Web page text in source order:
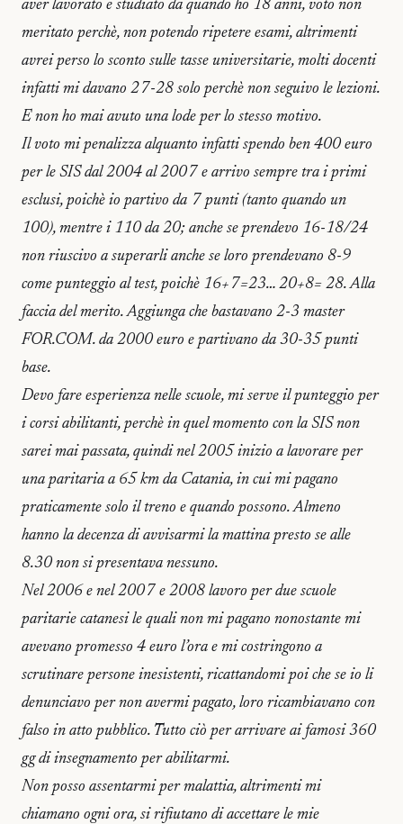
aver lavorato e studiato da quando ho 18 anni, voto non
meritato perchè, non potendo ripetere esami, altrimenti
avrei perso lo sconto sulle tasse universitarie, molti docenti
infatti mi davano 27-28 solo perchè non seguivo le lezioni.
E non ho mai avuto una lode per lo stesso motivo.
Il voto mi penalizza alquanto infatti spendo ben 400 euro
per le SIS dal 2004 al 2007 e arrivo sempre tra i primi
esclusi, poichè io partivo da 7 punti (tanto quando un
100), mentre i 110 da 20; anche se prendevo 16-18/24
non riuscivo a superarli anche se loro prendevano 8-9
come punteggio al test, poichè 16+7=23… 20+8= 28. Alla
faccia del merito. Aggiunga che bastavano 2-3 master
FOR.COM. da 2000 euro e partivano da 30-35 punti
base.
Devo fare esperienza nelle scuole, mi serve il punteggio per
i corsi abilitanti, perchè in quel momento con la SIS non
sarei mai passata, quindi nel 2005 inizio a lavorare per
una paritaria a 65 km da Catania, in cui mi pagano
praticamente solo il treno e quando possono. Almeno
hanno la decenza di avvisarmi la mattina presto se alle
8.30 non si presentava nessuno.
Nel 2006 e nel 2007 e 2008 lavoro per due scuole
paritarie catanesi le quali non mi pagano nonostante mi
avevano promesso 4 euro l’ora e mi costringono a
scrutinare persone inesistenti, ricattandomi poi che se io li
denunciavo per non avermi pagato, loro ricambiavano con
falso in atto pubblico. Tutto ciò per arrivare ai famosi 360
gg di insegnamento per abilitarmi.
Non posso assentarmi per malattia, altrimenti mi
chiamano ogni ora, si rifiutano di accettare le mie